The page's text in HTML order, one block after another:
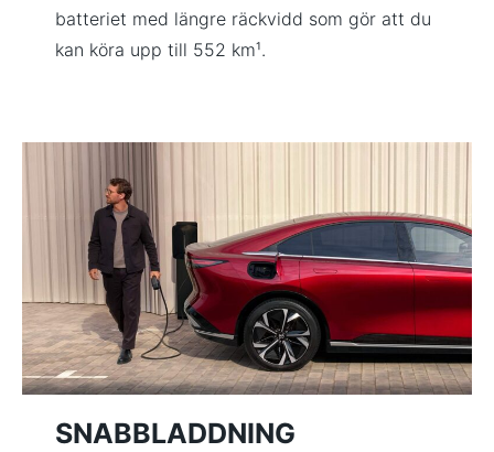
batteriet med längre räckvidd som gör att du
kan köra upp till 552 km¹.
SNABBLADDNING